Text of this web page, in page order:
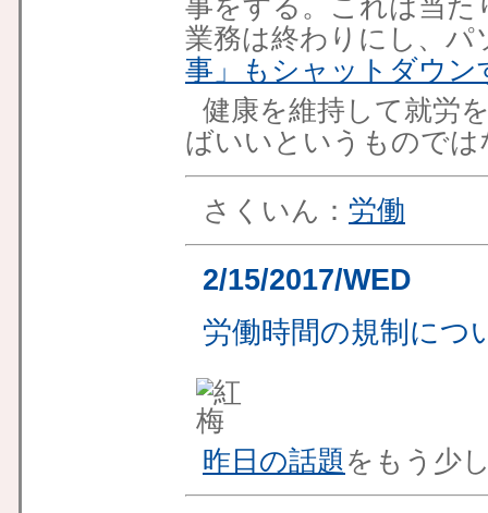
事をする。これは当た
業務は終わりにし、パ
事」もシャットダウン
健康を維持して就労
ばいいというものでは
さくいん： 労働
2/15/2017/WED
労働時間の規制につ
昨日の話題をもう少